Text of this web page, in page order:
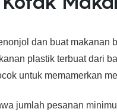
dan buat makanan
plastik terbuat dari
untuk memamerkan
jumlah pesanan